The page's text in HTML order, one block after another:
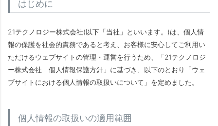
はじめに
21テクノロジー株式会社(以下「当社」といいます。)は、個人情
報の保護を社会的責務であると考え、お客様に安心してご利用い
ただけるウェブサイトの管理・運営を行うため、「21テクノロジ
ー株式会社 個人情報保護方針」に基づき、以下のとおり「ウェ
ブサイトにおける個人情報の取扱いについて」を定めました。
個人情報の取扱いの適用範囲